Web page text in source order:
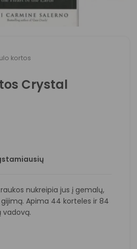
kortos
Crystal
nukreipia jus į gemalų,
Apima 44 korteles ir 84
vadovą.